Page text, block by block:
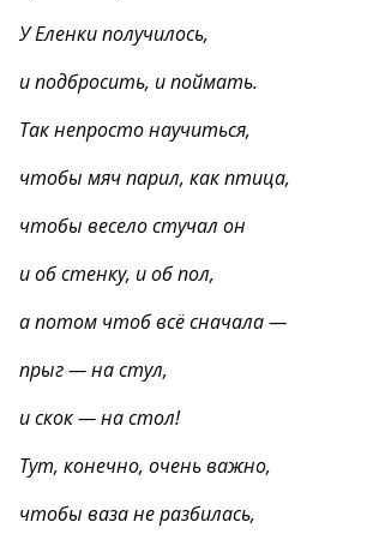
У Еленки получилось,
и подбросить, и поймать.
Так непросто научиться,
чтобы мяч парил, как птица,
чтобы весело стучал он
и об стенку, и об пол,
а потом чтоб всё сначала —
прыг — на стул,
и скок — на стол!
Тут, конечно, очень важно,
чтобы ваза не разбилась,